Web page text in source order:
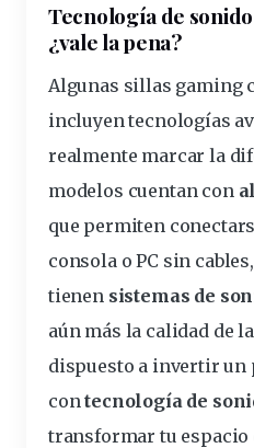
Tecnología de
¿valela pena?
Algunas sillas gaming
incluyen tecnologías
realmente marcar la
modelos cuentan con
que permiten
consola o PC sin
tienen sistemas de
aún más la calidad de
dispuesto a invertir un
contecnologíade
transformar tu espacio